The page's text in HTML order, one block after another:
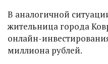
В аналогичной
жительница города
онлайн-
миллиона рублей.